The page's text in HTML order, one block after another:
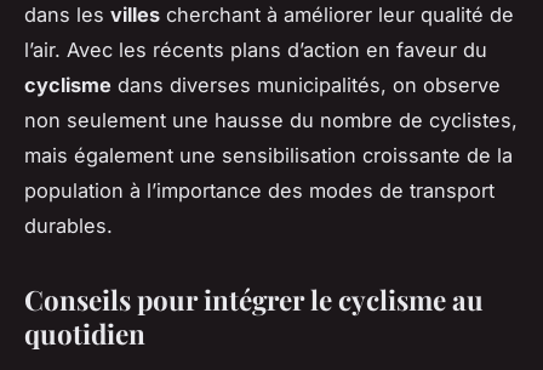
dans les villes cherchant à améliorer leur qualité de
l’air. Avec les récents plans d’action en faveur du
cyclisme dans diverses municipalités, on observe
non seulement une hausse du nombre de cyclistes,
mais également une sensibilisation croissante de la
population à l’importance des modes de transport
durables.
Conseils pour intégrer le cyclisme au
quotidien